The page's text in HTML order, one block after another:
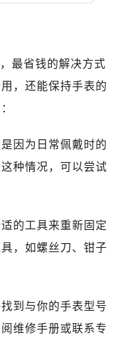
最省钱的解决方式
，还能保持手表的
因为日常佩戴时的
种情况，可以尝试
的工具来重新固定
，如螺丝刀、钳子
到与你的手表型号
维修手册或联系专